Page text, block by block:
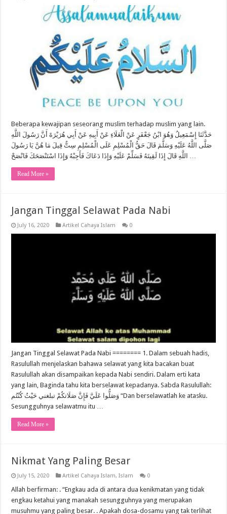
Beberapa kewajipan seseorang muslim terhadap muslim yang lain.
حَدَّثَنَا إِسْمَعِيلُ وَهُوَ ابْنُ جَعْفَرٍ عَنْ الْعَلَاءِ عَنْ أَبِيهِ عَنْ أَبِي هُرَيْرَةَ أَنَّ رَسُولَ اللَّهِ
صَلَّى اللَّهُ عَلَيْهِ وَسَلَّمَ قَالَ حَقُّ الْمُسْلِمِ عَلَى الْمُسْلِمِ سِتٌّ قِيلَ مَا هُنَّ يَا رَسُولَ
اللَّهِ قَالَ إِذَا لَقِيتَهُ فَسَلِّمْ عَلَيْهِ وَإِذَا دَعَاكَ فَأَجِبْهُ وَإِذَا اسْتَنْصَحَكَ فَانْصَحْ …
Read More »
Jangan Tinggal Selawat Pada Nabi
July 16, 2020 Artikel Cahaya Islam 0
Jangan Tinggal Selawat Pada Nabi ======== 1. Dalam sebuah hadis,
Rasulullah menjelaskan bahawa selawat yang kita bacakan buat
Rasulullah akan disampaikan kepada Nabi sendiri. Dalam erti kata
yang lain, Baginda tahu kita berselawat kepadanya. Sabda Rasulullah:
وَصَلُّوا عَلَيَّ فَإِنَّ صَلَاتكُمْ تبلغني حَيْثُ كُنْتُم “Dan berselawatlah ke atasku.
Sesungguhnya selawatmu itu …
Read More »
Nikmat Yang Paling Besar
July 15, 2020 Artikel Cahaya Islam,Islam 0
Allah berfirman: . “Engkau ada di antara dua kenikmatan yang tidak
engkau ketahui yang manakah sesungguhnya yang merupakan
musuhmu yang paling besar. . Apakah dosa-dosamu yang tak terlihat